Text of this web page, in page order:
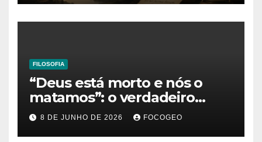
existência
FILOSOFIA
“Deus está morto e nós o
matamos”: o verdadeiro
significado da frase de
Friedrich Nietzsche
8 DE JUNHO DE 2026 FOCOGEO